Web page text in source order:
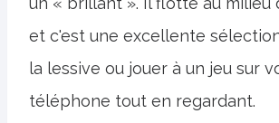
et c'est une excellente
la lessive ou jouer à un jeu sur
téléphone tout en regardant.